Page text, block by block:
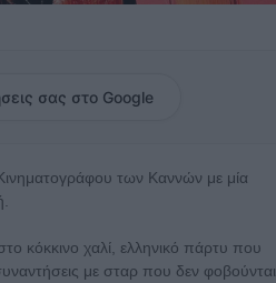
σας στο Google
των Καννών με μία
κόκκινο χαλί, ελληνικό πάρτυ που
με σταρ που δεν φοβούνται